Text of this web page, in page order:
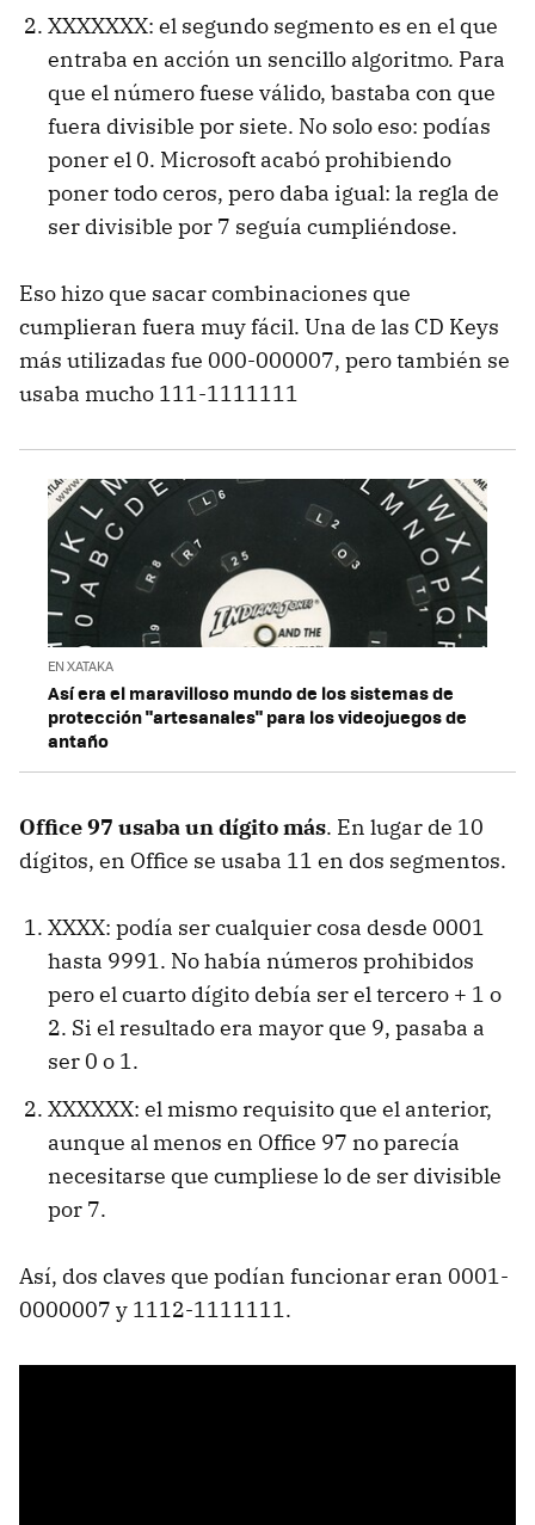
XXXXXXX: el segundo segmento es en el que
entraba en acción un sencillo algoritmo. Para
que el número fuese válido, bastaba con que
fuera divisible por siete. No solo eso: podías
poner el 0. Microsoft acabó prohibiendo
poner todo ceros, pero daba igual: la regla de
ser divisible por 7 seguía cumpliéndose.
Eso hizo que sacar combinaciones que
cumplieran fuera muy fácil. Una de las CD Keys
más utilizadas fue 000-000007, pero también se
usaba mucho 111-1111111
EN XATAKA
Así era el maravilloso mundo de los sistemas de
protección "artesanales" para los videojuegos de
antaño
Office 97 usaba un dígito más. En lugar de 10
dígitos, en Office se usaba 11 en dos segmentos.
XXXX: podía ser cualquier cosa desde 0001
hasta 9991. No había números prohibidos
pero el cuarto dígito debía ser el tercero + 1 o
2. Si el resultado era mayor que 9, pasaba a
ser 0 o 1.
XXXXXX: el mismo requisito que el anterior,
aunque al menos en Office 97 no parecía
necesitarse que cumpliese lo de ser divisible
por 7.
Así, dos claves que podían funcionar eran 0001-
0000007 y 1112-1111111.